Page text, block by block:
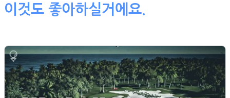
이것도 좋아하실거에요.